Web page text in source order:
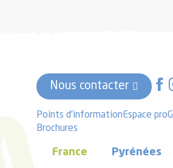
Nous contacter
Points d'informationEspace pro
Brochures
France Pyrénées